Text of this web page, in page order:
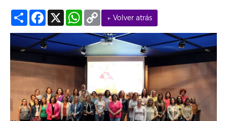
← Volver atrás
Compartir
Facebook
X WhatsApp
Copy
Link